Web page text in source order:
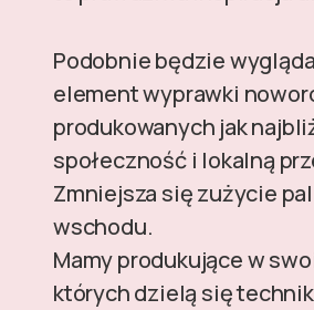
Podobnie będzie
element wyprawki
produkowanych jak
społeczność i lokalną
Zmniejsza się zużycie
wschodu.
Mamy produkujące w
których dzielą się